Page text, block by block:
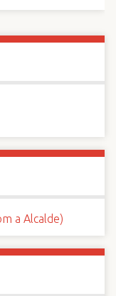
a Alcalde)